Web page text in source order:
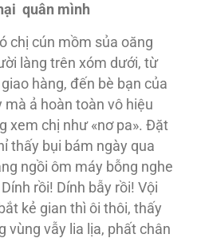
quân mình
chị cún mồm sủa oăng
làng trên xóm dưới, từ
hàng, đến bè bạn của
mà ả hoàn toàn vô hiệu
xem chị như «nơ pa». Đặt
thấy bụi bám ngày qua
ngồi ôm máy bỗng nghe
rồi! Dính bẫy rồi! Vội
kẻ gian thì ôi thôi, thấy
vùng vẫy lia lịa, phất chân